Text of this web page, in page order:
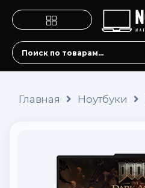
Главная Ноутбуки